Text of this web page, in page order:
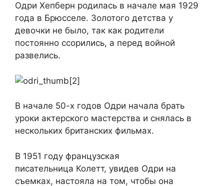
Одри Хепберн родилась в начале мая 1929
года в Брюсселе. Золотого детства у
девочки не было, так как родители
постоянно ссорились, а перед войной
развелись.
В начале 50-х годов Одри начала брать
уроки актерского мастерства и снялась в
нескольких британских фильмах.
В 1951 году французская
писательница Колетт, увидев Одри на
съемках, настояла на том, чтобы она